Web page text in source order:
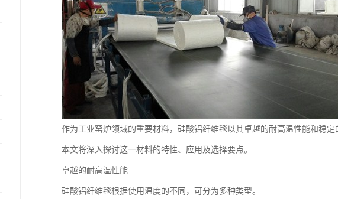
作为工业窑炉领域的重要材料，硅酸铝纤维毯以其卓越的耐高温性能和稳
本文将深入探讨这一材料的特性、应用及选择要点。
卓越的耐高温性能
硅酸铝纤维毯根据使用温度的不同，可分为多种类型。